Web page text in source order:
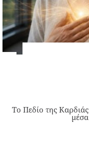
Το Πεδίο της